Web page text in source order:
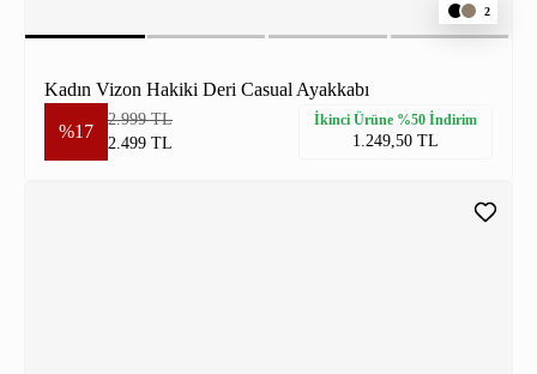
2
Kadın Vizon Hakiki Deri Casual Ayakkabı
%17
2.999 TL
2.499 TL
İkinci Ürüne %50 İndirim
1.249,50 TL